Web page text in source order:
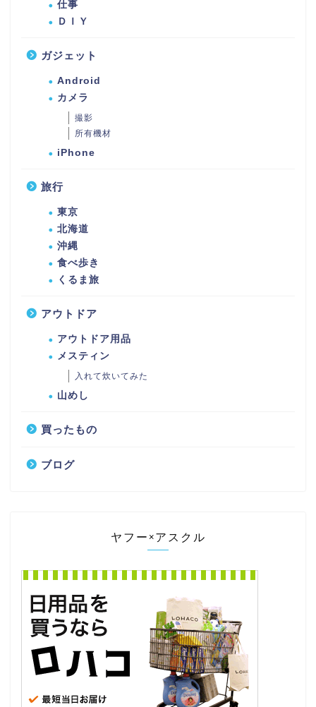
仕事
ＤＩＹ
ガジェット
Android
カメラ
撮影
所有機材
iPhone
旅行
東京
北海道
沖縄
食べ歩き
くるま旅
アウトドア
アウトドア用品
メスティン
入れて炊いてみた
山めし
買ったもの
ブログ
ヤフー×アスクル